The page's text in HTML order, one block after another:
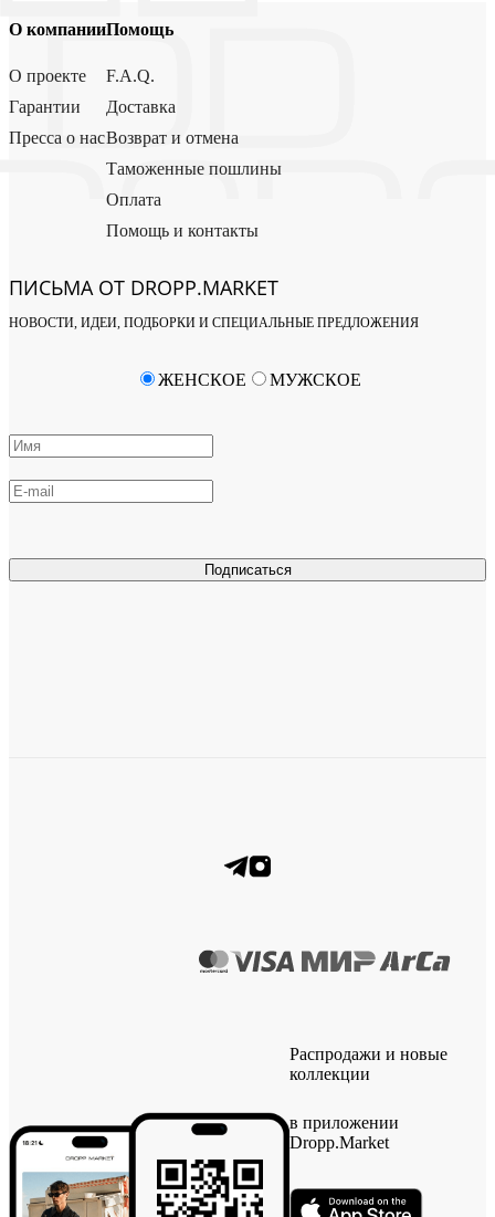
О компании
О проекте
Гарантии
Пресса о нас
Помощь
F.A.Q.
Доставка
Возврат и отмена
Таможенные пошлины
Оплата
Помощь и контакты
ПИСЬМА ОТ DROPP.MARKET
НОВОСТИ, ИДЕИ, ПОДБОРКИ И СПЕЦИАЛЬНЫЕ ПРЕДЛОЖЕНИЯ
Подписаться
ЖЕНСКОЕ МУЖСКОЕ
Распродажи и новые
коллекции
в приложении
Dropp.Market